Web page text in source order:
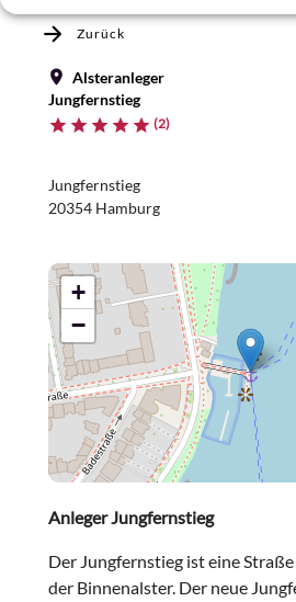
Zurück
Alsteranleger
Jungfernstieg
(2)
Jungfernstieg
20354 Hamburg
+
−
Anleger Jungfernstieg
Der Jungfernstieg ist eine
der Binnenalster. Der neue